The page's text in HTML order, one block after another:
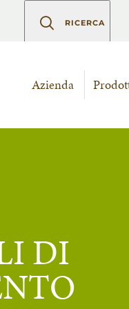
RICERCA
Azienda
DI